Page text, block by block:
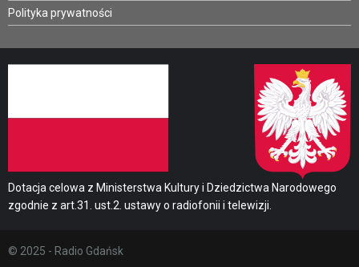
Polityka prywatności
Dotacja celowa z Ministerstwa Kultury i Dziedzictwa Narodowego
zgodnie z art.31. ust.2. ustawy o radiofonii i telewizji.
© 2025 - Radio Gdańsk